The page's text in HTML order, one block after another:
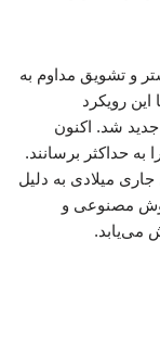
و تشویق مداوم به
رویکرد
شد. اکنون
به حداکثر برسانند.
میلادی به دلیل
مصنوعی و